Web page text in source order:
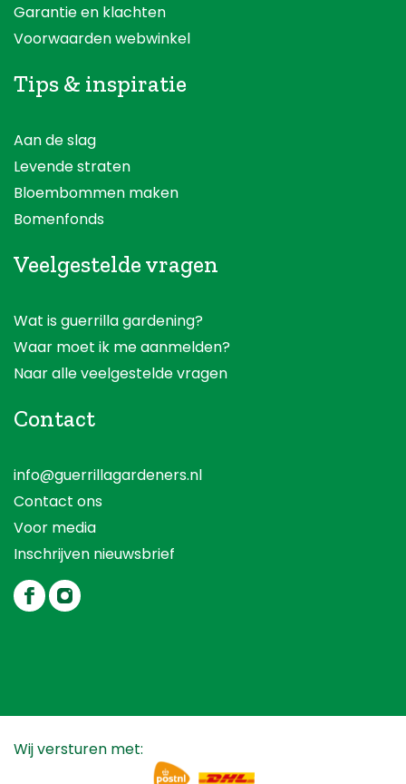
Garantie en klachten
Voorwaarden webwinkel
Tips & inspiratie
Aan de slag
Levende straten
Bloembommen maken
Bomenfonds
Veelgestelde vragen
Wat is guerrilla gardening?
Waar moet ik me aanmelden?
Naar alle veelgestelde vragen
Contact
info@guerrillagardeners.nl
Contact ons
Voor media
Inschrijven nieuwsbrief
Wij versturen met: